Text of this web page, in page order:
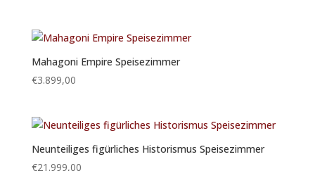
Mahagoni Empire Speisezimmer
€3.899,00
Neunteiliges figürliches Historismus Speisezimmer
€21.999,00